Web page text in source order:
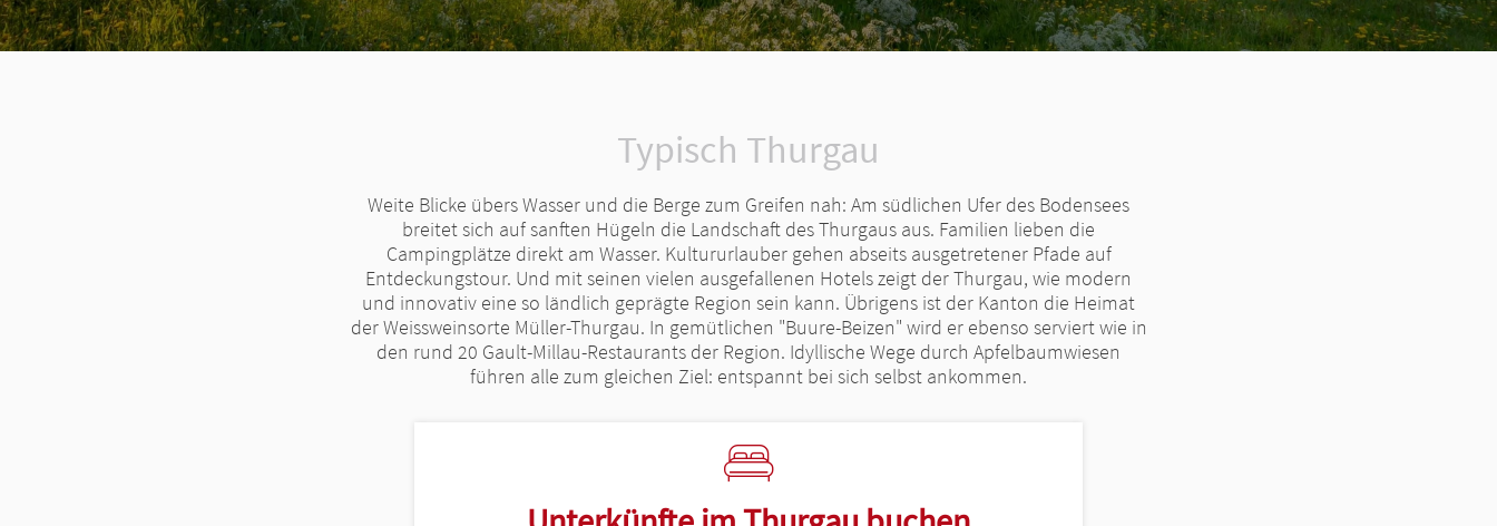
Typisch Thurgau
Weite Blicke übers Wasser und die Berge zum Greifen nah: Am südlichen Ufer des Bodensees
breitet sich auf sanften Hügeln die Landschaft des Thurgaus aus. Familien lieben die
Campingplätze direkt am Wasser. Kultururlauber gehen abseits ausgetretener Pfade auf
Entdeckungstour. Und mit seinen vielen ausgefallenen Hotels zeigt der Thurgau, wie modern
und innovativ eine so ländlich geprägte Region sein kann. Übrigens ist der Kanton die Heimat
der Weissweinsorte Müller-Thurgau. In gemütlichen "Buure-Beizen" wird er ebenso serviert wie in
den rund 20 Gault-Millau-Restaurants der Region. Idyllische Wege durch Apfelbaumwiesen
führen alle zum gleichen Ziel: entspannt bei sich selbst ankommen.